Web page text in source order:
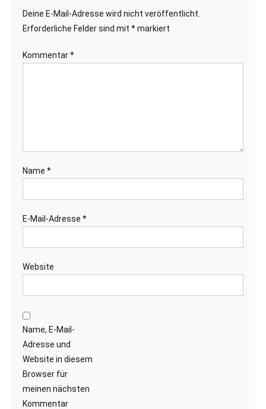
Deine E-Mail-Adresse wird nicht veröffentlicht.
Erforderliche Felder sind mit *markiert
Kommentar*
Name *
E-Mail-Adresse *
Website
Name, E-Mail-
Adresse und
Website in diesem
Browser für
meinen nächsten
Kommentar